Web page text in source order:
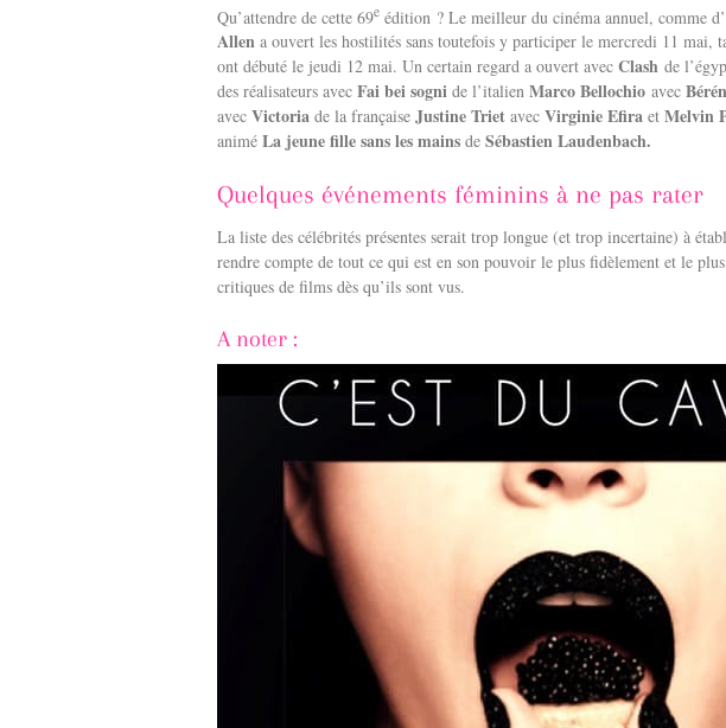
Qu’attendre de cette 69e édition ? Le meilleur du cinéma annuel, comme
Allen a ouvert les hostilités sans toutefois y participer le mercredi 11 mai,
ont débuté le jeudi 12 mai. Un certain regard a ouvert avec Clash de
des réalisateurs avec Fai bei sogni de l’italien Marco Bellochio avec
avec Victoria de la française Justine Triet avec Virginie Efira et Melvin
animé La jeune fille sans les mains de Sébastien Laudenbach.
Quelques événements féminins à ne pas rater
La liste des célébrités présentes serait trop longue (et trop incertaine) à
rendre compte de tout ce qui est en son pouvoir le plus fidèlement et le
critiques de films dès qu’ils sont vus.
A noter :